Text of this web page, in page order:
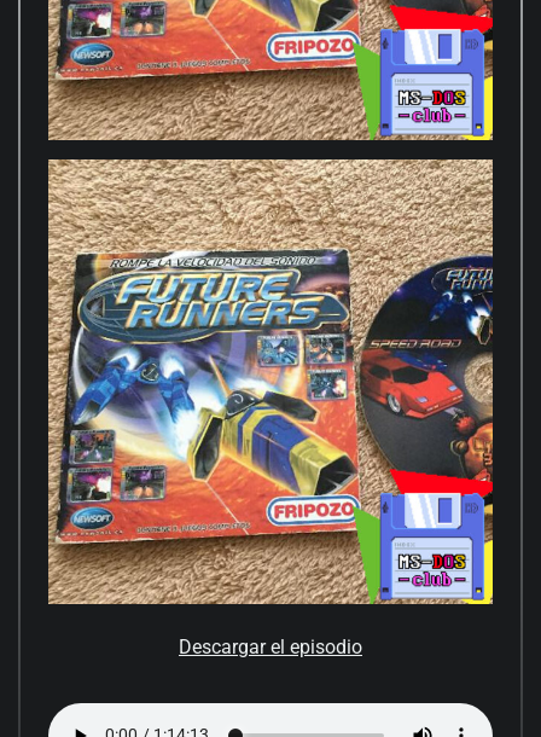
Descargar el episodio